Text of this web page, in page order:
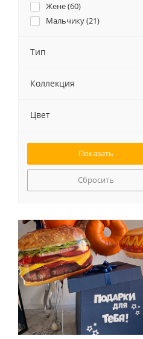
Жене (60)
Мальчику (21)
Тип
Коллекция
Цвет
Сбросить